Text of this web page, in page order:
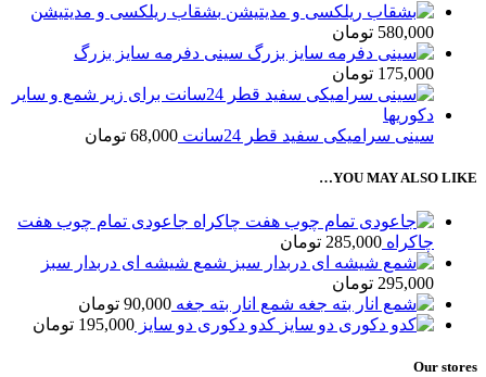
بشقاب ریلکسی و مدیتیشن
580,000 تومان
سینی دفرمه سایز بزرگ
175,000 تومان
سینی سرامیکی سفید قطر 24سانت 68,000 تومان
YOU MAY ALSO LIKE…
جاعودی تمام چوب هفت
چاکراه 285,000 تومان
شمع شیشه ای دربدار سبز
295,000 تومان
شمع انار بته جغه 90,000 تومان
کدو دکوری دو سایز 195,000 تومان
Our stores